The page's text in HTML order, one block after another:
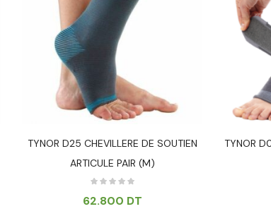
TYNOR D25 CHEVILLERE DE SOUTIEN
ARTICULE PAIR (M)
62.800 DT
TYNOR